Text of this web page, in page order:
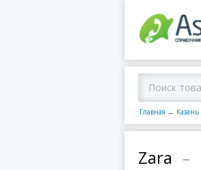
Главная → Казань
Zara –